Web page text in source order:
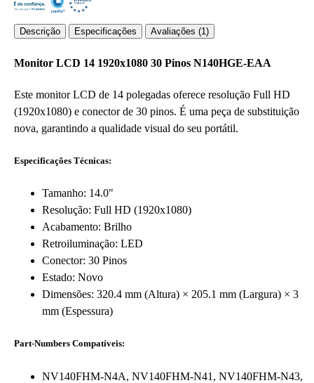
Descrição Especificações Avaliações (1)
Monitor LCD 14 1920x1080 30 Pinos N140HGE-EAA
Este monitor LCD de 14 polegadas oferece resolução Full HD
(1920x1080) e conector de 30 pinos. É uma peça de substituição
nova, garantindo a qualidade visual do seu portátil.
Especificações Técnicas:
Tamanho: 14.0"
Resolução: Full HD (1920x1080)
Acabamento: Brilho
Retroiluminação: LED
Conector: 30 Pinos
Estado: Novo
Dimensões: 320.4 mm (Altura) × 205.1 mm (Largura) × 3
mm (Espessura)
Part-Numbers Compatíveis:
NV140FHM-N4A, NV140FHM-N41, NV140FHM-N43,